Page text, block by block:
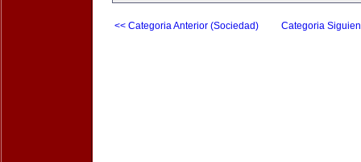
<< Categoria Anterior (Sociedad) Categoria